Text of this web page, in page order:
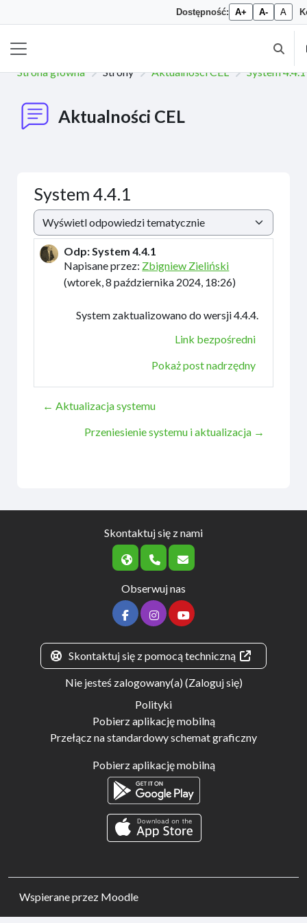
Dostępność: A+ A- A
Strona główna
Strony Aktualności CEL System 4.4.1
Aktualności CEL
System 4.4.1
Sposób wyświetlania
Odp: System 4.4.1
Napisane przez: Zbigniew Zieliński
(wtorek, 8 października 2024, 18:26)
Liczba odpowiedzi: 0
System zaktualizowano do wersji 4.4.4.
Link bezpośredni
Pokaż post nadrzędny
← Aktualizacja systemu
Przeniesienie systemu i aktualizacja →
Skontaktuj się z nami
Obserwuj nas
Skontaktuj się z pomocą techniczną
Nie jesteś zalogowany(a) (Zaloguj się)
Polityki
Pobierz aplikację mobilną
Przełącz na standardowy schemat graficzny
Pobierz aplikację mobilną
Wspierane przez Moodle